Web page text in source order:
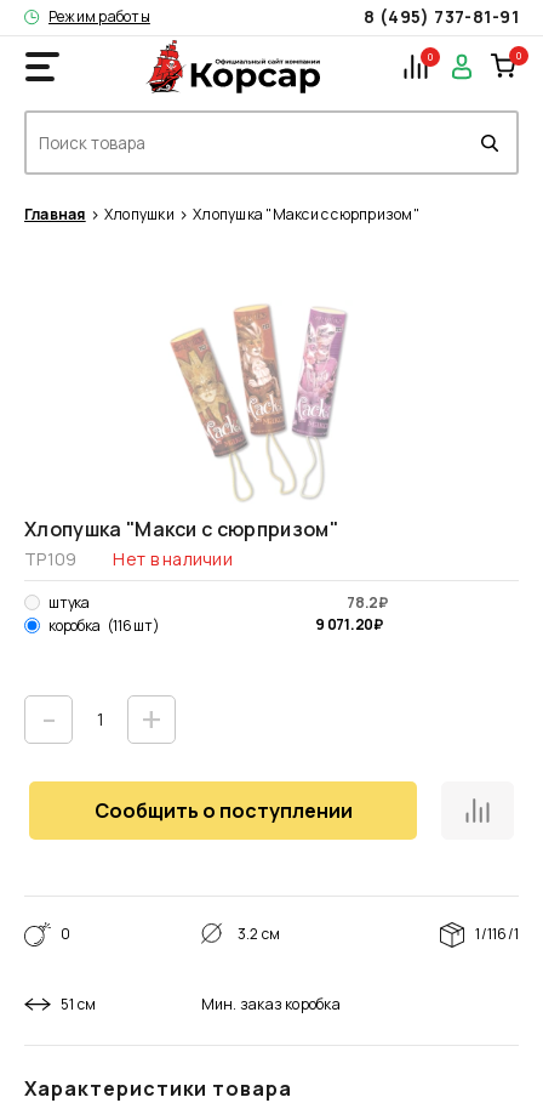
Режим работы 8 (495) 737-81-91
0 0
Главная Хлопушки Хлопушка "Макси с сюрпризом"
Хлопушка "Макси с сюрпризом"
ТР109 Нет в наличии
штука 78.2₽
коробка (116 шт) 9 071.20₽
- +
Сообщить о поступлении
Характеристики товара
0 3.2 см 1/116/1
51 см Мин. заказ коробка